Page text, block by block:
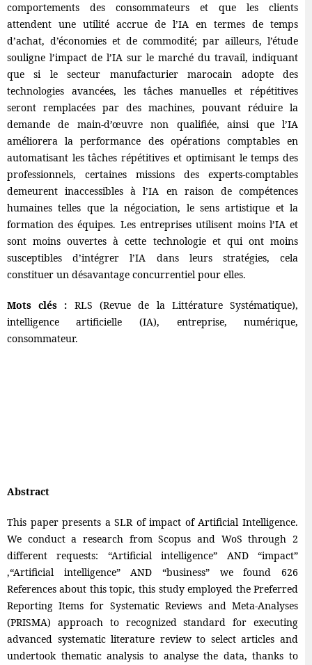
comportements des consommateurs et que les clients
attendent une utilité accrue de l’IA en termes de temps
d’achat, d’économies et de commodité; par ailleurs, l’étude
souligne l’impact de l’IA sur le marché du travail, indiquant
que si le secteur manufacturier marocain adopte des
technologies avancées, les tâches manuelles et répétitives
seront remplacées par des machines, pouvant réduire la
demande de main-d’œuvre non qualifiée, ainsi que l’IA
améliorera la performance des opérations comptables en
automatisant les tâches répétitives et optimisant le temps des
professionnels, certaines missions des experts-comptables
demeurent inaccessibles à l’IA en raison de compétences
humaines telles que la négociation, le sens artistique et la
formation des équipes. Les entreprises utilisent moins l’IA et
sont moins ouvertes à cette technologie et qui ont moins
susceptibles d’intégrer l’IA dans leurs stratégies, cela
constituer un désavantage concurrentiel pour elles.
Mots clés : RLS (Revue de la Littérature Systématique),
intelligence artificielle (IA), entreprise, numérique,
consommateur.
Abstract
This paper presents a SLR of impact of Artificial Intelligence.
We conduct a research from Scopus and WoS through 2
different requests: “Artificial intelligence” AND “impact”
,“Artificial intelligence” AND “business” we found 626
References about this topic, this study employed the Preferred
Reporting Items for Systematic Reviews and Meta-Analyses
(PRISMA) approach to recognized standard for executing
advanced systematic literature review to select articles and
undertook thematic analysis to analyse the data, thanks to